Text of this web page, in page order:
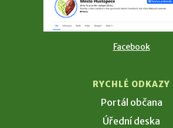
Facebook
RYCHLÉ ODKAZY
Portál občana
Úřední deska